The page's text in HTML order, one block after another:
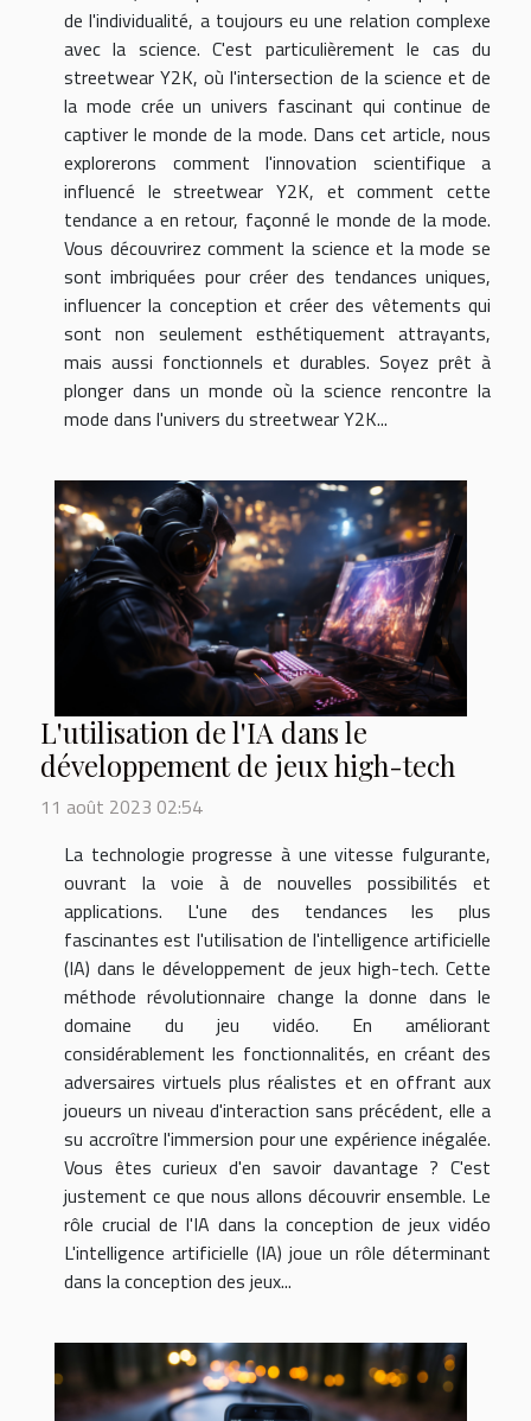
de l'individualité, a toujours eu une relation complexe
avec la science. C'est particulièrement le cas du
streetwear Y2K, où l'intersection de la science et de
la mode crée un univers fascinant qui continue de
captiver le monde de la mode. Dans cet article, nous
explorerons comment l'innovation scientifique a
influencé le streetwear Y2K, et comment cette
tendance a en retour, façonné le monde de la mode.
Vous découvrirez comment la science et la mode se
sont imbriquées pour créer des tendances uniques,
influencer la conception et créer des vêtements qui
sont non seulement esthétiquement attrayants,
mais aussi fonctionnels et durables. Soyez prêt à
plonger dans un monde où la science rencontre la
mode dans l'univers du streetwear Y2K...
L'utilisation de l'IA dans le
développement de jeux high-tech
11 août 2023 02:54
La technologie progresse à une vitesse fulgurante,
ouvrant la voie à de nouvelles possibilités et
applications. L'une des tendances les plus
fascinantes est l'utilisation de l'intelligence artificielle
(IA) dans le développement de jeux high-tech. Cette
méthode révolutionnaire change la donne dans le
domaine du jeu vidéo. En améliorant
considérablement les fonctionnalités, en créant des
adversaires virtuels plus réalistes et en offrant aux
joueurs un niveau d'interaction sans précédent, elle a
su accroître l'immersion pour une expérience inégalée.
Vous êtes curieux d'en savoir davantage ? C'est
justement ce que nous allons découvrir ensemble. Le
rôle crucial de l'IA dans la conception de jeux vidéo
L'intelligence artificielle (IA) joue un rôle déterminant
dans la conception des jeux...